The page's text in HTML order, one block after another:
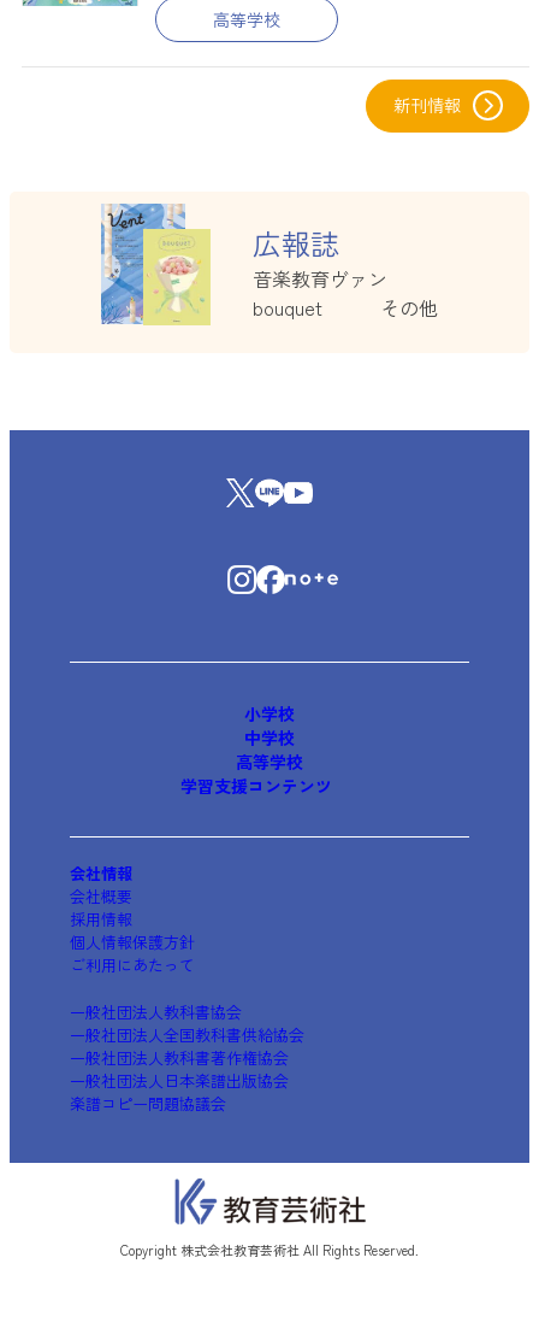
高等学校
新刊情報
広報誌
音楽教育ヴァン
bouquet その他
小学校
中学校
高等学校
学習支援コンテンツ
会社情報
会社概要
採用情報
個人情報保護方針
ご利用にあたって
一般社団法人教科書協会
一般社団法人全国教科書供給協会
一般社団法人教科書著作権協会
一般社団法人日本楽譜出版協会
楽譜コピー問題協議会
Copyright 株式会社教育芸術社 All Rights Reserved.